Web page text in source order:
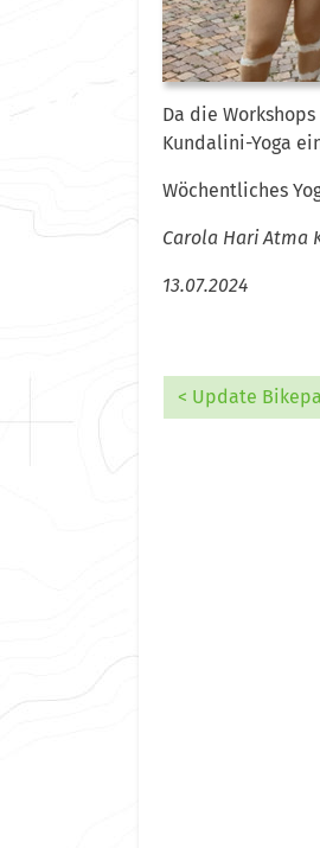
Da die
Kundalini-Yoga
Wöchentliches
Carola Hari Atma
13.07.2024
< Update